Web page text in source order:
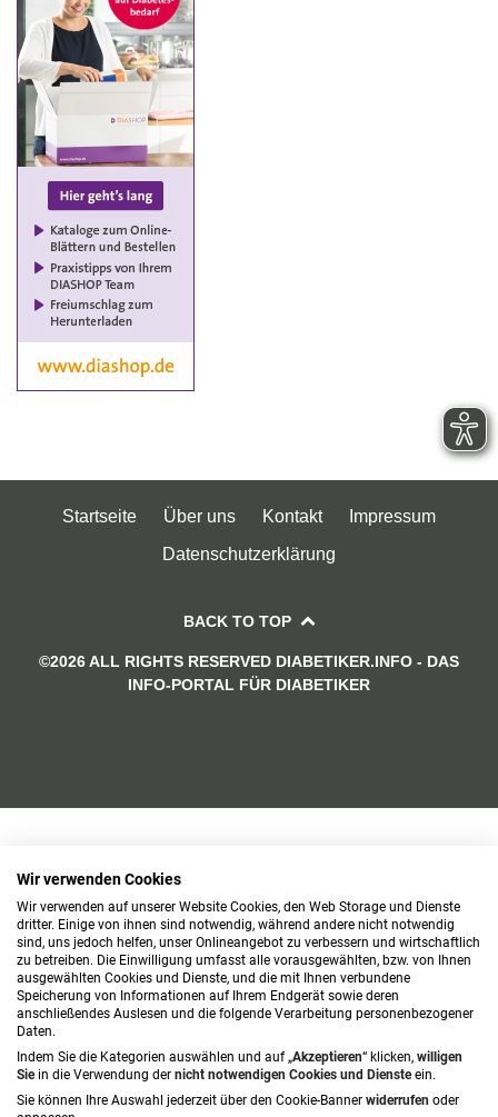
Startseite Über uns Kontakt
Impressum
Datenschutzerklärung
BACK TO TOP
©2026 ALL RIGHTS RESERVED DIABETIKER.INFO - DAS
INFO-PORTAL FÜR DIABETIKER
Wir verwenden Cookies
Wir verwenden auf unserer Website Cookies, den Web Storage und Dienste
dritter. Einige von ihnen sind notwendig, während andere nicht notwendig
sind, uns jedoch helfen, unser Onlineangebot zu verbessern und wirtschaftlich
zu betreiben. Die Einwilligung umfasst alle vorausgewählten, bzw. von Ihnen
ausgewählten Cookies und Dienste, und die mit Ihnen verbundene
Speicherung von Informationen auf Ihrem Endgerät sowie deren
anschließendes Auslesen und die folgende Verarbeitung personenbezogener
Daten.
Indem Sie die Kategorien auswählen und auf „Akzeptieren“ klicken, willigen
Sie in die Verwendung der nicht notwendigen Cookies und Diensteein.
Sie können Ihre Auswahl jederzeit über den Cookie-Banner widerrufen oder